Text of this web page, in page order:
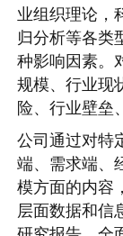
业组织理论，
归分析等各类
种影响因素。
规模、行业现
险、行业壁垒
公司通过对特
端、需求端、
模方面的内容
层面数据和信